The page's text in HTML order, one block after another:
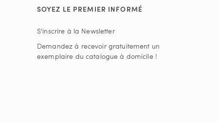
SOYEZ LE PREMIER INFORMÉ
S'inscrire à la Newsletter
Demandez à recevoir gratuitement un
exemplaire du catalogue à domicile !